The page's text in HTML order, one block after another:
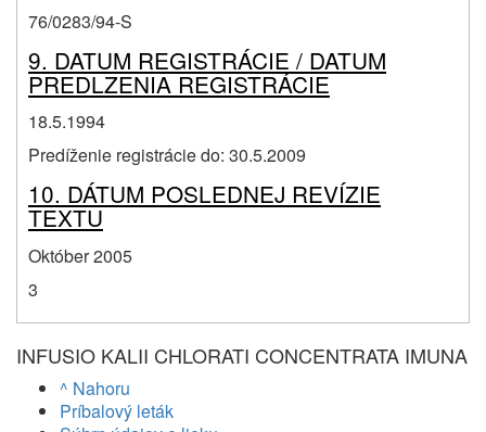
76/0283/94-S
9. DATUM REGISTRÁCIE / DATUM
PREDLZENIA REGISTRÁCIE
18.5.1994
Predíženie registrácie do: 30.5.2009
10. DÁTUM POSLEDNEJ REVÍZIE
TEXTU
Október 2005
3
INFUSIO KALII CHLORATI CONCENTRATA IMUNA
^ Nahoru
Príbalový leták